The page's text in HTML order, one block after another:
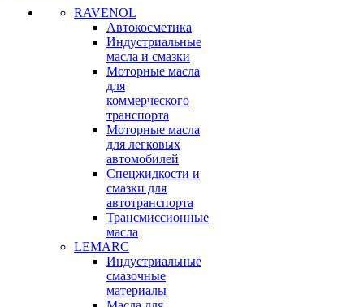
RAVENOL
Автокосметика
Индустриальные
масла и смазки
Моторные масла
для
коммерческого
транспорта
Моторные масла
для легковых
автомобилей
Спецжидкости и
смазки для
автотранспорта
Трансмиссионные
масла
LEMARC
Индустриальные
смазочные
материалы